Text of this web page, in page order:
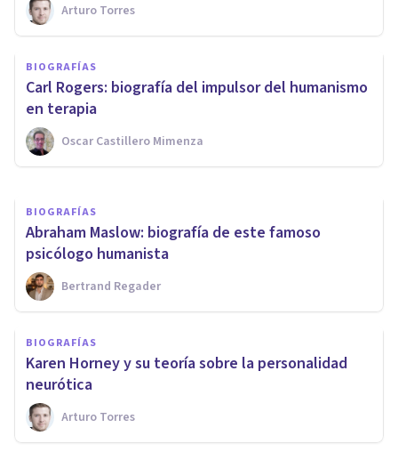
Arturo Torres
BIOGRAFÍAS
Carl Rogers: biografía del impulsor del humanismo
en terapia
Oscar Castillero Mimenza
BIOGRAFÍAS
Virginia Satir: biografía de
esta pionera de la terapia
familiar
Grecia Guzmán Martínez
BIOGRAFÍAS
Abraham Maslow: biografía de este famoso
psicólogo humanista
Bertrand Regader
BIOGRAFÍAS
Karen Horney y su teoría sobre la personalidad
neurótica
Arturo Torres